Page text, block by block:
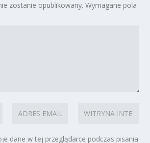
zostanie opublikowany. Wymagane pola
dane w tej przeglądarce podczas pisania